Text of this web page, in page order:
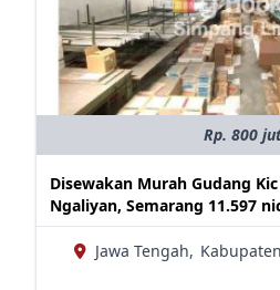
Rp. 800
Disewakan Murah Gudang
Ngaliyan, Semarang 11.597
Jawa Tengah,